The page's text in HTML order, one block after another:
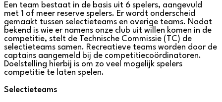
Een team bestaat in de basis uit 6 spelers, aangevuld
met 1 of meer reserve spelers. Er wordt onderscheid
gemaakt tussen selectieteams en overige teams. Nadat
bekend is wie er namens onze club uit willen komen in de
competitie, stelt de Technische Commissie (TC) de
selectieteams samen. Recreatieve teams worden door de
captains aangemeld bij de competitiecoördinatoren.
Doelstelling hierbij is om zo veel mogelijk spelers
competitie te laten spelen.
Selectieteams